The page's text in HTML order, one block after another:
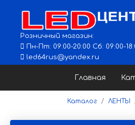
Розничный магазин:
Пн-Пт: 09:00-20:00 Сб: 09:00-
led64rus@yandex.ru
Главная
Каталог ЛЕНТЫ